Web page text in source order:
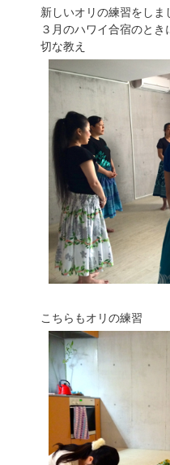
新しいオリの練習をしま
３月のハワイ合宿のと
切な教え
こちらもオリの練習